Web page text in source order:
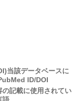
当該データベースに
ID/DOI
記載に使用されてい
語